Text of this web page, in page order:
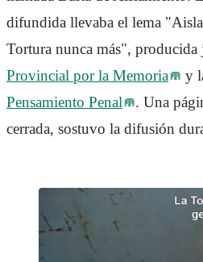
difundida llevaba el lema
Tortura nunca más", producida
Provincial por la Memoria
y
Pensamiento Penal
. Una
cerrada, sostuvo la difusión